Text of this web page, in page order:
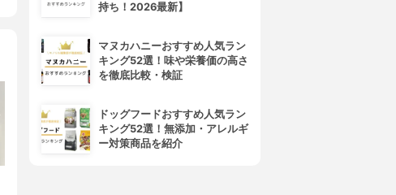
持ち！2026最新】
マヌカハニーおすすめ人気ラン
キング52選！味や栄養価の高さ
を徹底比較・検証
ドッグフードおすすめ人気ラン
キング52選！無添加・アレルギ
ー対策商品を紹介